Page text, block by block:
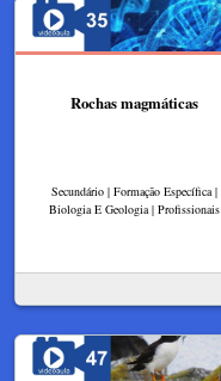
Rochas magmáticas
Secundário | Formação Específica |
Biologia E Geologia | Profissionais